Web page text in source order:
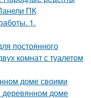
ПК
1.
постоянного
комнат с туалетом
доме своими
деревянном доме